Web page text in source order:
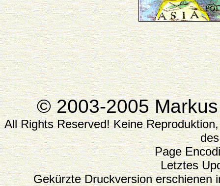
© 2003-2005
All Rights Reserved! Keine
Page
Letztes
Gekürzte Druckversion erschienen